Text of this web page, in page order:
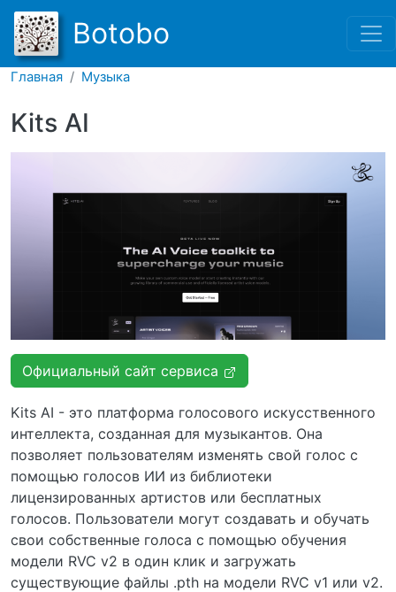
Перейти к основному
Botobo
Главная Музыка
Kits AI
Официальный сайт сервиса
Kits AI - это платформа голосового искусственного
интеллекта, созданная для музыкантов. Она
позволяет пользователям изменять свой голос с
помощью голосов ИИ из библиотеки
лицензированных артистов или бесплатных
голосов. Пользователи могут создавать и обучать
свои собственные голоса с помощью обучения
модели RVC v2 в один клик и загружать
существующие файлы .pth на модели RVC v1 или v2.